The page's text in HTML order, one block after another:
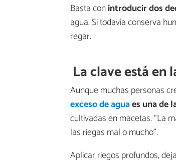
Basta conintroducir dos
agua. Si todavía conserva
regar.
La clave está en
Aunque muchas personas
exceso de aguaes una de
cultivadas en macetas. “La
las riegas mal o mucho”.
Aplicar riegos profundos,